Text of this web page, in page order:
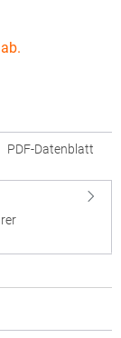
PDF-Datenblatt